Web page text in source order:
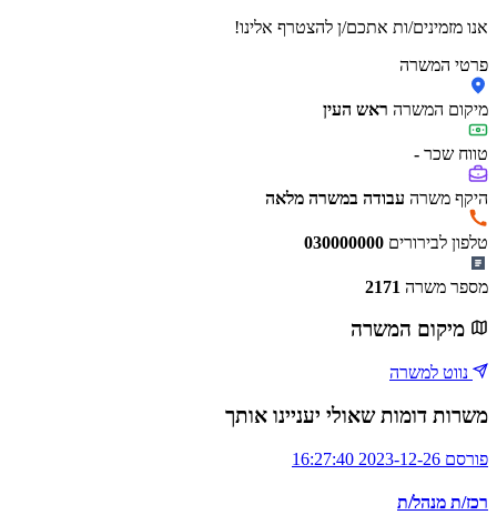
אנו מזמינים/ות אתכם/ן להצטרף אלינו!
פרטי המשרה
מיקום המשרה ראש העין
טווח שכר -
היקף משרה עבודה במשרה מלאה
טלפון לבירורים 030000000
מספר משרה 2171
מיקום המשרה
נווט למשרה
משרות דומות שאולי יעניינו אותך
פורסם 2023-12-26 16:27:40
רכז/ת מנהל/ת